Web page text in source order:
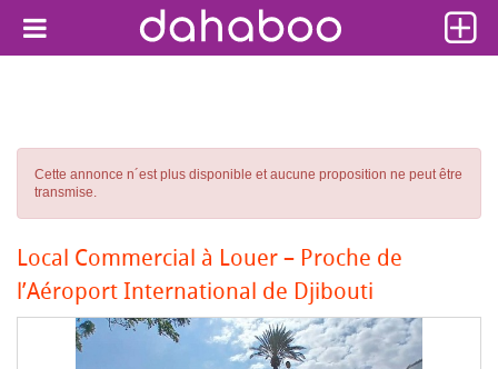
Cette annonce n´est plus disponible et aucune proposition ne peut être
transmise.
Local Commercial à Louer – Proche de
l’Aéroport International de Djibouti